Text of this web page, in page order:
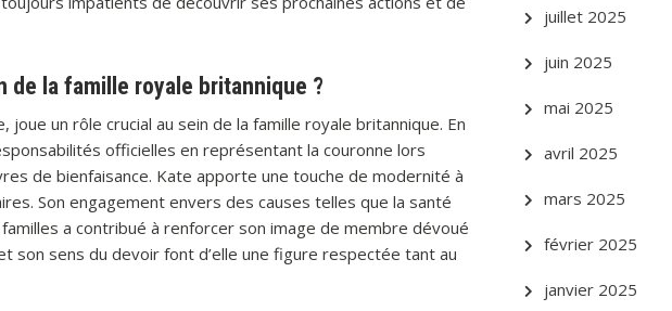
de la famille royale britannique ?
un rôle crucial au sein de la famille royale britannique. En
officielles en représentant la couronne lors
de bienfaisance. Kate apporte une touche de modernité à
Son engagement envers des causes telles que la santé
a contribué à renforcer son image de membre dévoué
son sens du devoir font d’elle une figure respectée tant au
juillet 2025
juin 2025
mai 2025
avril 2025
mars 2025
février 2025
janvier 2025